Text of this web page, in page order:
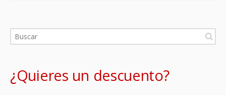
¿Quieres un descuento?